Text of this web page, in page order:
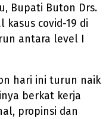
Bupati Buton Drs.
kasus covid-19 di
antara level I
hari ini turun naik
berkat kerja
propinsi dan